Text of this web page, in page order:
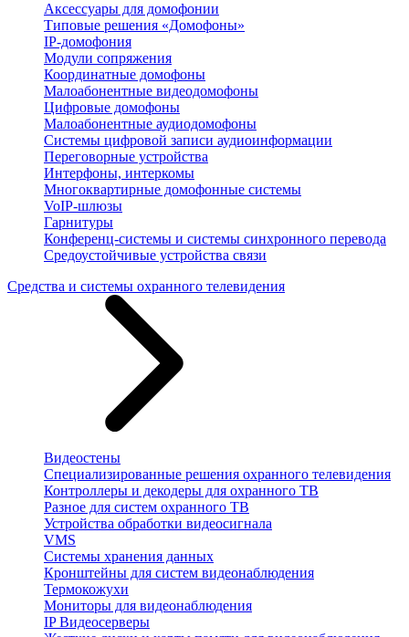
Аксессуары для домофонии
Типовые решения «Домофоны»
IP-домофония
Модули сопряжения
Координатные домофоны
Малоабонентные видеодомофоны
Цифровые домофоны
Малоабонентные аудиодомофоны
Системы цифровой записи аудиоинформации
Переговорные устройства
Интерфоны, интеркомы
Многоквартирные домофонные системы
VoIP-шлюзы
Гарнитуры
Конференц-системы и системы синхронного перевода
Средоустойчивые устройства связи
Средства и системы охранного телевидения
Видеостены
Специализированные решения охранного телевидения
Контроллеры и декодеры для охранного ТВ
Разное для систем охранного ТВ
Устройства обработки видеосигнала
VMS
Системы хранения данных
Кронштейны для систем видеонаблюдения
Термокожухи
Мониторы для видеонаблюдения
IP Видеосерверы